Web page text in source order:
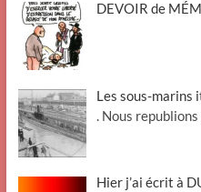
DEVOIR de
Les sous-marins
. Nous
Hier j’ai écrit à